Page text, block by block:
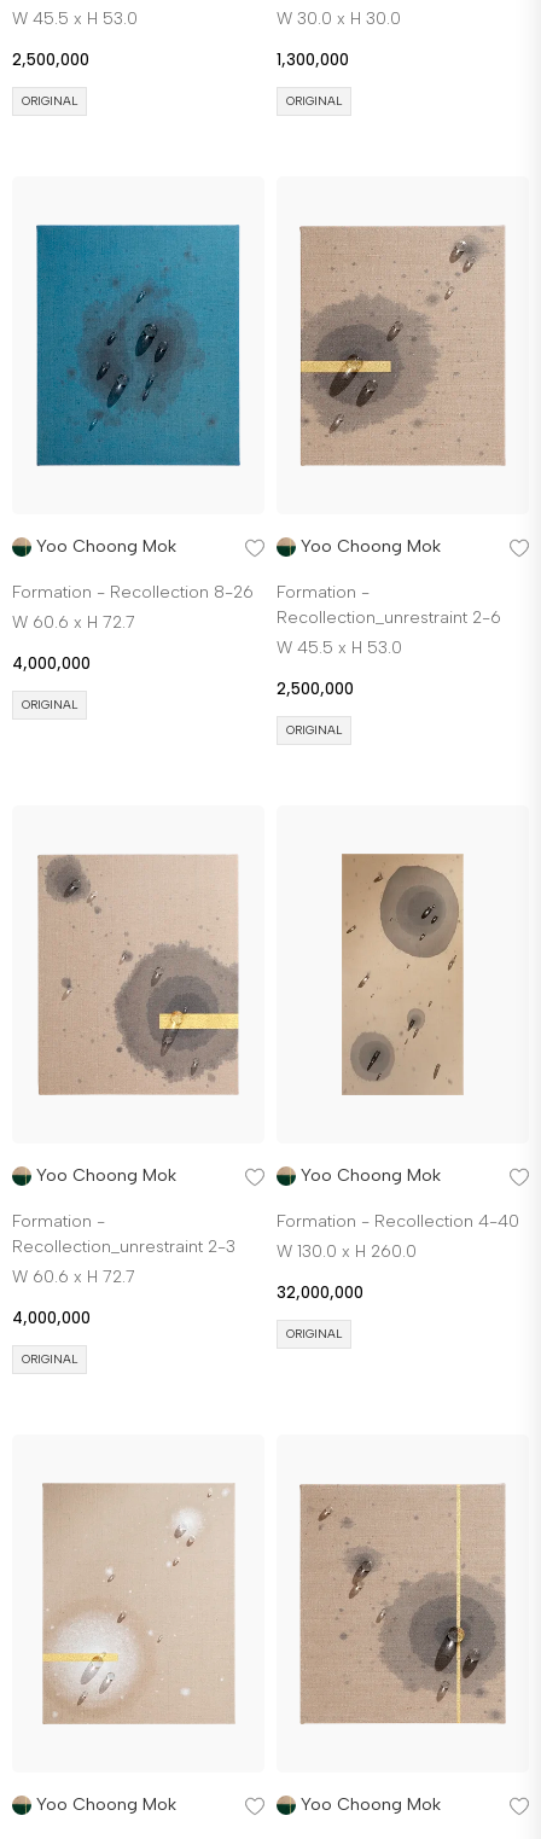
W 45.5 x H 53.0
2,500,000
ORIGINAL
W 30.0 x H 30.0
1,300,000
ORIGINAL
Yoo Choong Mok
Formation - Recollection 8-26
W 60.6 x H 72.7
4,000,000
ORIGINAL
Yoo Choong Mok
Formation -
Recollection_unrestraint 2-6
W 45.5 x H 53.0
2,500,000
ORIGINAL
Yoo Choong Mok
Formation -
Recollection_unrestraint 2-3
W 60.6 x H 72.7
4,000,000
ORIGINAL
Yoo Choong Mok
Formation - Recollection 4-40
W 130.0 x H 260.0
32,000,000
ORIGINAL
Yoo Choong Mok Yoo Choong Mok